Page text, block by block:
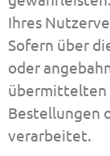
Ihres
Sofern über
oder
übermittelten
Bestellungen
verarbeitet.